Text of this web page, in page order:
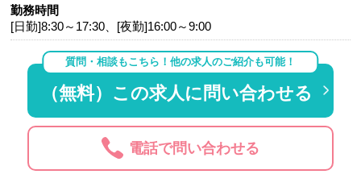
勤務時間
[日勤]8:30～17:30、[夜勤]16:00～9:00
質問・相談もこちら！他の求人のご紹介も可能！
（無料）この求人に問い合わせる
電話で問い合わせる